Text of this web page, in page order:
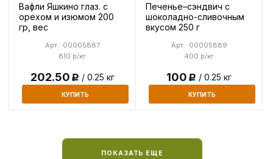
Вафли Яшкино глаз. с
орехом и изюмом 200
гр, вес
810 р/кг
Арт.: 00005887
202.50Р / 0.25 кг
КУПИТЬ
Печенье–сэндвич с
шоколадно-сливочным
вкусом 250 г
400 р/кг
Арт.: 00005889
100Р / 0.25 кг
КУПИТЬ
ПОКАЗАТЬ ЕЩЕ